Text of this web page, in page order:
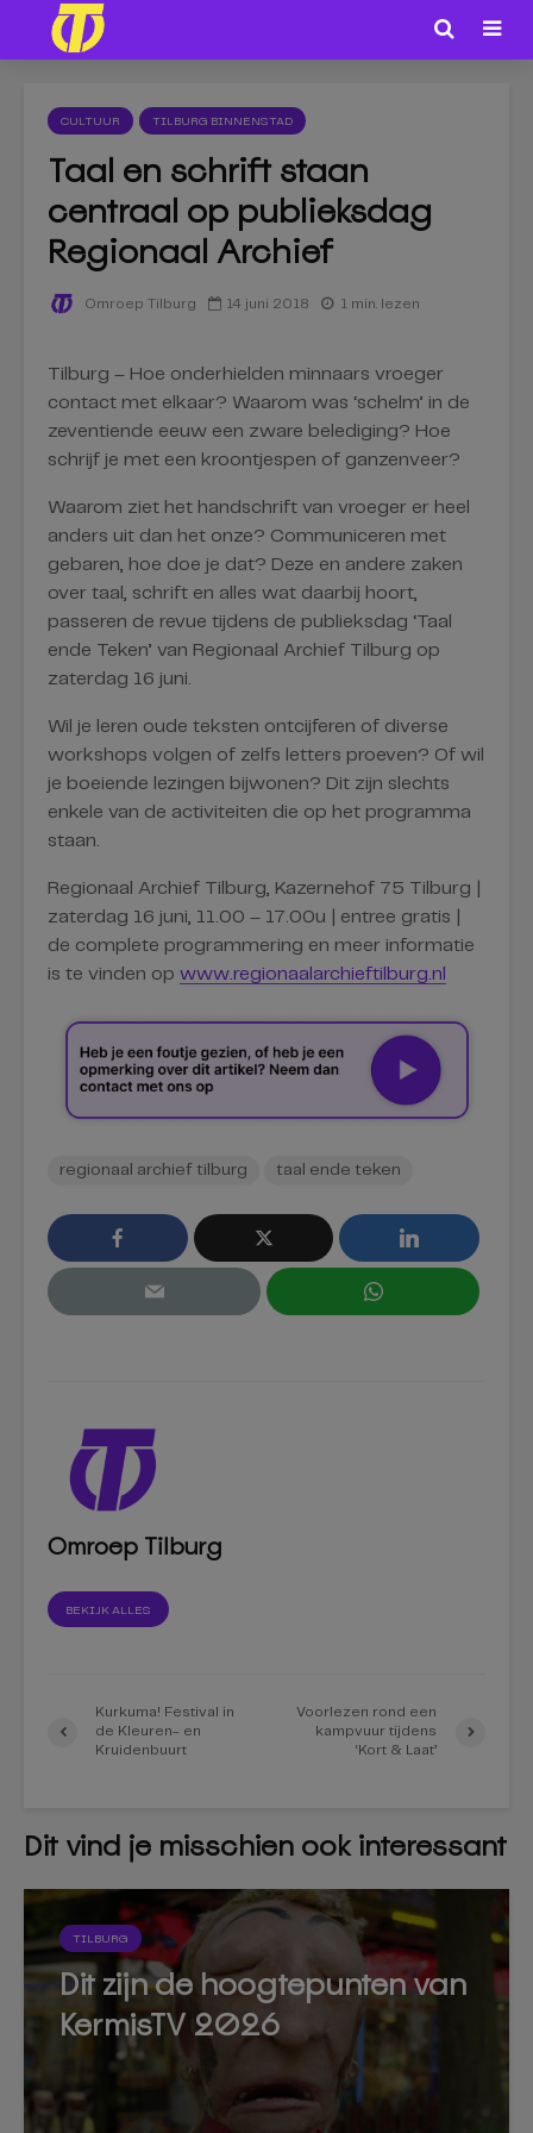
CULTUUR TILBURG BINNENSTAD
Taal en schrift staan
centraal op publieksdag
Regionaal Archief
Omroep Tilburg 14 juni 2018 1 min. lezen
Tilburg – Hoe onderhielden minnaars vroeger
contact met elkaar? Waarom was ‘schelm’ in de
zeventiende eeuw een zware belediging? Hoe
schrijf je met een kroontjespen of ganzenveer?
Waarom ziet het handschrift van vroeger er heel
anders uit dan het onze? Communiceren met
gebaren, hoe doe je dat? Deze en andere zaken
over taal, schrift en alles wat daarbij hoort,
passeren de revue tijdens de publieksdag ‘Taal
ende Teken’ van Regionaal Archief Tilburg op
zaterdag 16 juni.
Wil je leren oude teksten ontcijferen of diverse
workshops volgen of zelfs letters proeven? Of wil
je boeiende lezingen bijwonen? Dit zijn slechts
enkele van de activiteiten die op het programma
staan.
Regionaal Archief Tilburg, Kazernehof 75 Tilburg |
zaterdag 16 juni, 11.00 – 17.00u | entree gratis |
de complete programmering en meer informatie
is te vinden op www.regionaalarchieftilburg.nl
regionaal archief tilburg taal ende teken
Omroep Tilburg
BEKIJK ALLES
Kurkuma! Festival in
de Kleuren- en
Kruidenbuurt
Voorlezen rond een
kampvuur tijdens
‘Kort & Laat’
Dit vind je misschien ook interessant
TILBURG
Dit zijn de hoogtepunten van
KermisTV 2026